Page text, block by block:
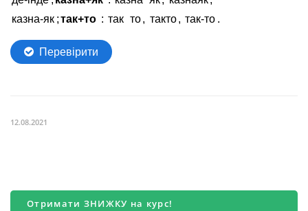
12.08.2021
Отримати ЗНИЖКУ на курс!